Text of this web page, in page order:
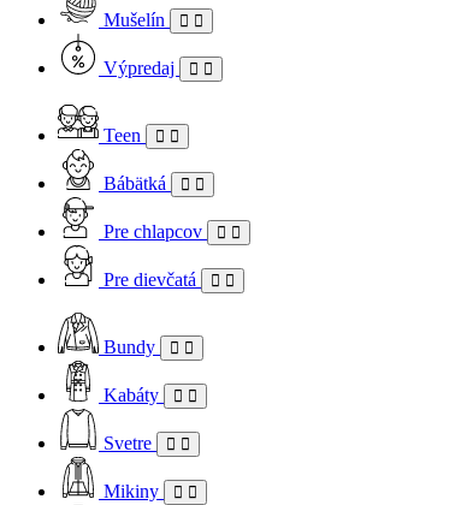
Mušelín
Výpredaj
Teen
Bábätká
Pre chlapcov
Pre dievčatá
Bundy
Kabáty
Svetre
Mikiny